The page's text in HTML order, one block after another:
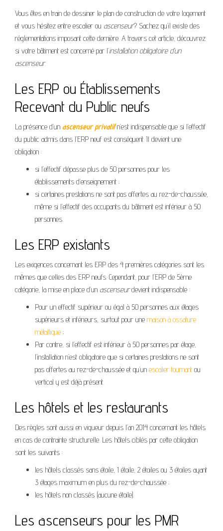
Vous êtes en train de dessiner le plan de construction de votre logement
et vous hésitez entre escalier ou ascenseur? Sachez qu’il existe des
réglementations imposant cette dernière. A travers cet article, découvrez
si votre bâtiment est concerné par l’installation obligatoire d’un
ascenseur.
Les ERP ou Établissements
Recevant du Public neufs
La présence d’un ascenseur privatifn’est indispensable que si l’effectif
du public admis dans l’ERP neuf est conséquent. Il devient une
obligation :
si l’effectif dépasse plus de 50 personnes pour les
établissements d’enseignement ;
si certaines prestations ne sont pas offertes au rez-de-chaussée,
même si l’effectif des occupants du bâtiment est inférieur à 50
personnes.
Les ERP existants
Les exigences concernant les ERP des 4 premières catégories sont les
mêmes que celles des ERP neufs. Cependant, pour l’ERP de 5ème
catégorie, la mise en place d’un ascenseurdevient indispensable :
Pour un effectif supérieur ou égal à 50 personnes aux étages
supérieurs et inférieurs, surtout pour une maison à ossature
métallique ;
Par contre, si l’effectif est inférieur à 50 personnes par étage,
l’installation n’est obligatoire que si certaines prestations ne sont
pas offertes au rez-de-chaussée et qu’un escalier tournant ou
vertical y est déjà présent.
Les hôtels et les restaurants
Des règles sont aussi en vigueur depuis l’an 2014 concernant les hôtels
en cas de contrainte structurelle. Les hôtels ciblés par cette obligation
sont les suivants :
les hôtels classés sans étoile, 1 étoile, 2 étoiles ou 3 étoiles ayant
3 étages maximum en plus du rez-de-chaussée ;
les hôtels non classés (aucune étoile).
Les ascenseurs pour les PMR